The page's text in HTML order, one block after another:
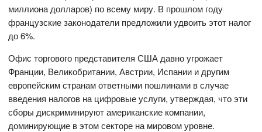
миллиона долларов) по всему миру. В прошлом году
французские законодатели предложили удвоить этот налог
до 6%.
Офис торгового представителя США давно угрожает
Франции, Великобритании, Австрии, Испании и другим
европейским странам ответными пошлинами в случае
введения налогов на цифровые услуги, утверждая, что эти
сборы дискриминируют американские компании,
доминирующие в этом секторе на мировом уровне.